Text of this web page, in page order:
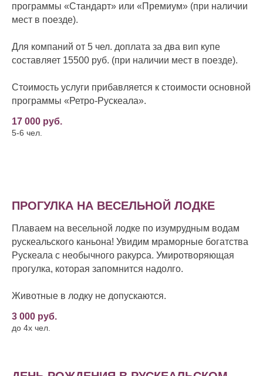
программы «Стандарт» или «Премиум» (при наличии
мест в поезде).
Для компаний от 5 чел. доплата за два вип купе
составляет 15500 руб. (при наличии мест в поезде).
Стоимость услуги прибавляется к стоимости основной
программы «Ретро-Рускеала».
17 000 руб.
5-6 чел.
ПРОГУЛКА НА ВЕСЕЛЬНОЙ ЛОДКЕ
Плаваем на весельной лодке по изумрудным водам
рускеальского каньона! Увидим мраморные богатства
Рускеала с необычного ракурса. Умиротворяющая
прогулка, которая запомнится надолго.
Животные в лодку не допускаются.
3 000 руб.
до 4х чел.